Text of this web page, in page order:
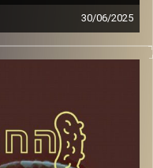
30/06/2025
המערכת הפוליטית על
דוד ופרופסור גלעד
קרדיט תמונות: